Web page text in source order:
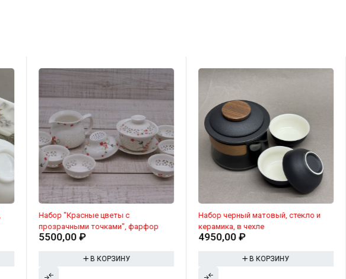
Набор "Красные цветы с
прозрачными точками", фарфор
5500,00₽
В КОРЗИНУ
Набор черный матовый, стекло и
керамика, в чехле
4950,00₽
В КОРЗИНУ